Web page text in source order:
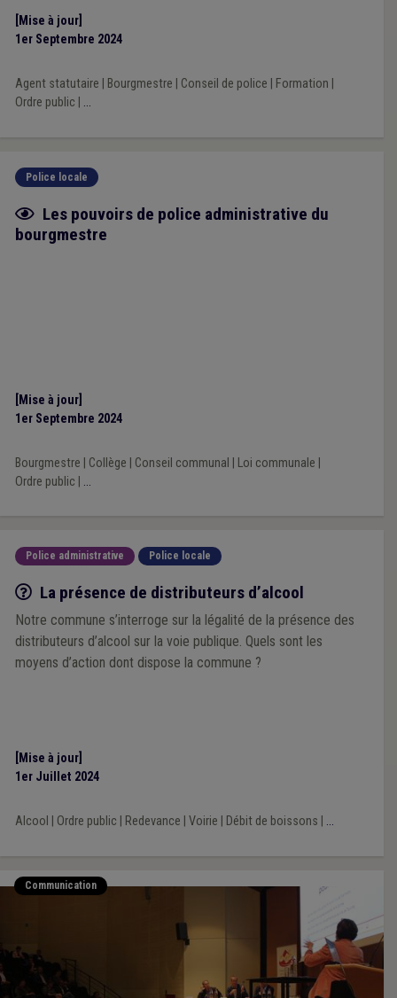
[Mise à jour]
1er Septembre 2024
Agent statutaire Bourgmestre Conseil de police Formation
Ordre public
...
Police locale
Fiche focus
Les pouvoirs de police administrative du
bourgmestre
[Mise à jour]
1er Septembre 2024
Bourgmestre Collège Conseil communal Loi communale
Ordre public
...
Police administrative Police locale
Q/R
La présence de distributeurs d’alcool
Notre commune s’interroge sur la légalité de la présence des
distributeurs d’alcool sur la voie publique. Quels sont les
moyens d’action dont dispose la commune ?
[Mise à jour]
1er Juillet 2024
Alcool Ordre public Redevance Voirie Débit de boissons ...
Communication